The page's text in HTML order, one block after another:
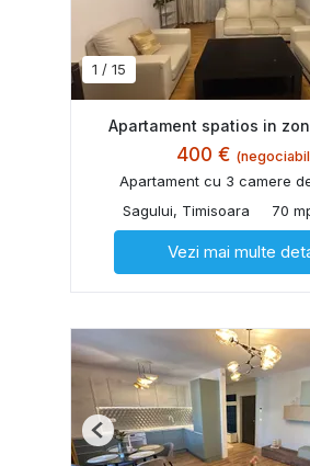
1 / 15
Apartament spatios in
400 €
Apartament cu 3 camere
Sagului, Timisoara
70
Vezi mai multe
Previous